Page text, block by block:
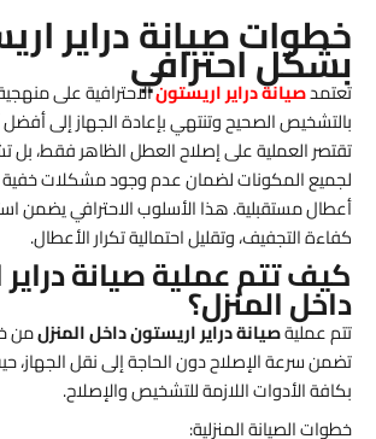
خطوات صيانة دراير
بشكل احترافي
تعتمدصيانة دراير اريستونالاحترافية على منهجية
بالتشخيص الصحيح وتنتهي بإعادة الجهاز إلى أفضل
تقتصر العملية على إصلاح العطل الظاهر فقط، بل
لجميع المكونات لضمان عدم وجود مشكلات خفية
أعطال مستقبلية. هذا الأسلوب الاحترافي يضمن
كفاءة التجفيف، وتقليل احتمالية تكرار الأعطال.
كيف تتم عملية صيانة دراير
داخل المنزل؟
تتم عمليةصيانة دراير اريستون داخل المنزلمن
تضمن سرعة الإصلاح دون الحاجة إلى نقل الجهاز،
بكافة الأدوات اللازمة للتشخيص والإصلاح.
خطوات الصيانة المنزلية: